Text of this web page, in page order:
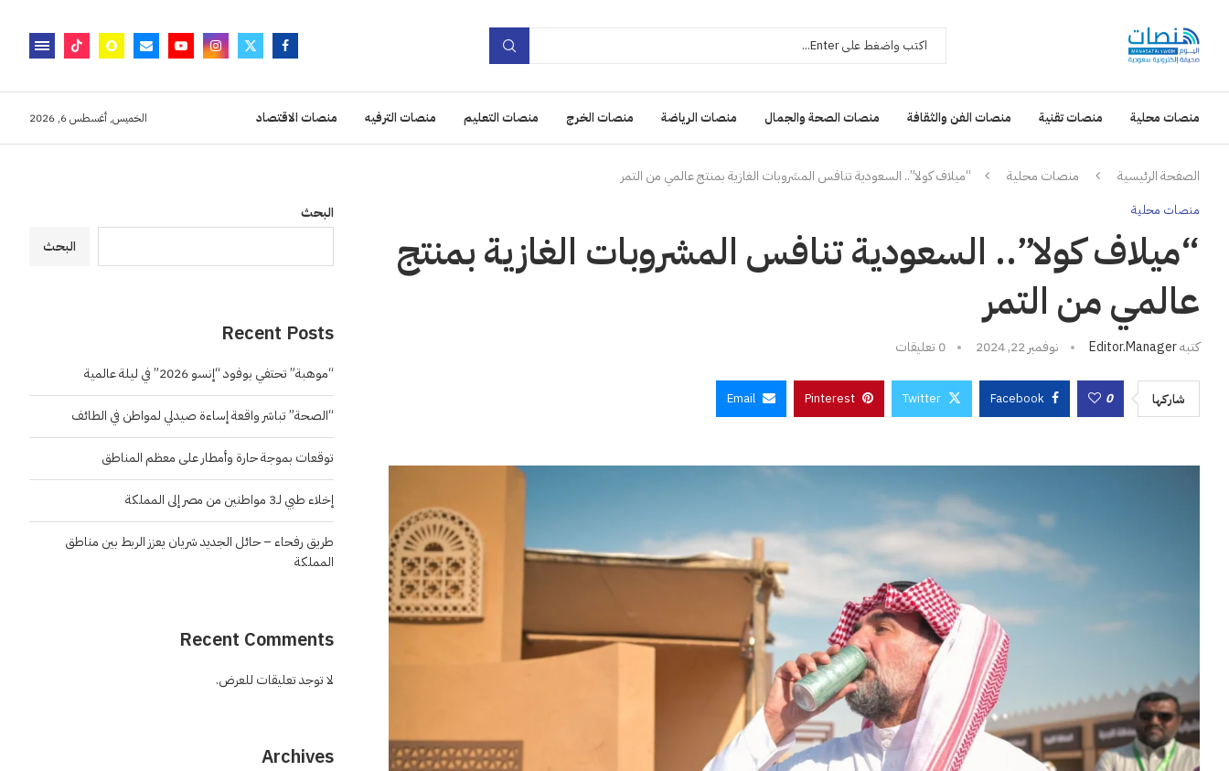
منصات محلية منصات تقنية منصات الفن والثقافة منصات الصحة والجمال منصات الرياضة منصات الخرج منصات التعليم منصات الترفيه منصات الاقتصاد الخميس, أغسطس 6, 2026
الصفحة الرئيسية منصات محلية “ميلاف كولا”.. السعودية تنافس المشروبات الغازية بمنتج عالمي من التمر
منصات محلية
“ميلاف كولا”.. السعودية تنافس المشروبات الغازية بمنتج
عالمي من التمر
كتبهEditor.manager نوفمبر 22, 2024 0 تعليقات
شاركها 0
Facebook
Twitter
Pinterest
Email
البحث
البحث
Recent Posts
“موهبة” تحتفي بوفود “إنسو 2026” في ليلة عالمية
“الصحة” تباشر واقعة إساءة صيدلي لمواطن في الطائف
توقعات بموجة حارة وأمطار على معظم المناطق
إخلاء طبي لـ3 مواطنين من مصر إلى المملكة
طريق رفحاء – حائل الجديد شريان يعزز الربط بين مناطق
المملكة
Recent Comments
لا توجد تعليقات للعرض.
Archives